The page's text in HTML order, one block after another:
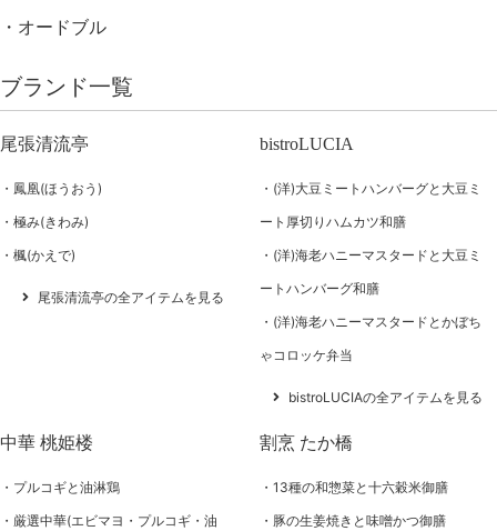
オードブル
ブランド一覧
尾張清流亭
鳳凰(ほうおう)
極み(きわみ)
楓(かえで)
尾張清流亭の全アイテムを見る
bistroLUCIA
(洋)大豆ミートハンバーグと大豆ミ
ート厚切りハムカツ和膳
(洋)海老ハニーマスタードと大豆ミ
ートハンバーグ和膳
(洋)海老ハニーマスタードとかぼち
ゃコロッケ弁当
bistroLUCIAの全アイテムを見る
中華 桃姫楼
プルコギと油淋鶏
厳選中華(エビマヨ・プルコギ・油
割烹 たか橋
13種の和惣菜と十六穀米御膳
豚の生姜焼きと味噌かつ御膳